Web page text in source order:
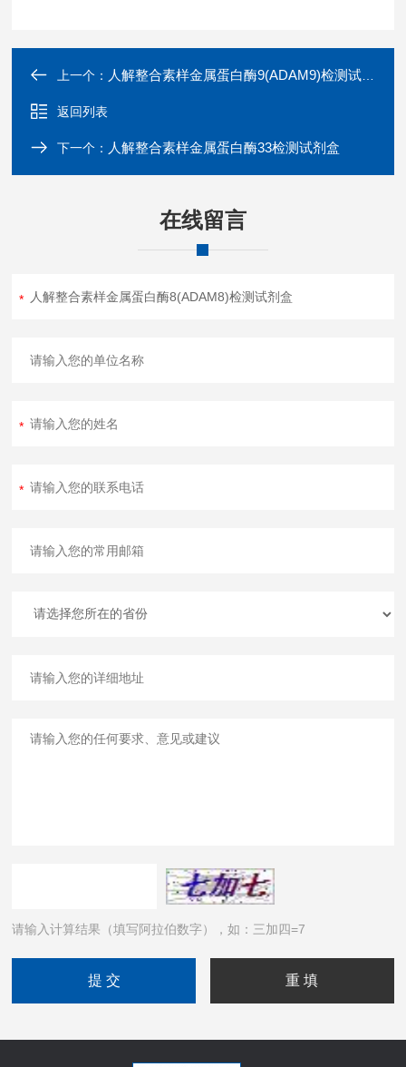
上一个： 人解整合素样金属蛋白酶9(ADAM9)检测试剂盒
返回列表
下一个： 人解整合素样金属蛋白酶33检测试剂盒
在线留言
请输入计算结果（填写阿拉伯数字），如：三加四=7